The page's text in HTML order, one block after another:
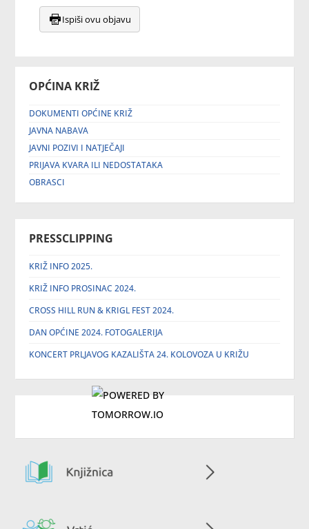
OPĆINA KRIŽ
DOKUMENTI OPĆINE KRIŽ
JAVNA NABAVA
JAVNI POZIVI I NATJEČAJI
PRIJAVA KVARA ILI NEDOSTATAKA
OBRASCI
PRESSCLIPPING
KRIŽ INFO 2025.
KRIŽ INFO PROSINAC 2024.
CROSS HILL RUN & KRIGL FEST 2024.
DAN OPĆINE 2024. FOTOGALERIJA
KONCERT PRLJAVOG KAZALIŠTA 24. KOLOVOZA U KRIŽU
Ispiši ovu objavu